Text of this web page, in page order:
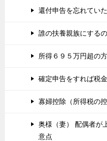
還付申告を忘れてい
誰の扶養親族にする
所得６９５万円超の
確定申告をすれば税
寡婦控除（所得税の控
奥様（妻） 配偶者が
意点